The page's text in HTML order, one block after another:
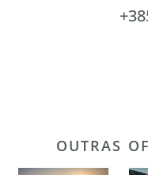
OUTRAS